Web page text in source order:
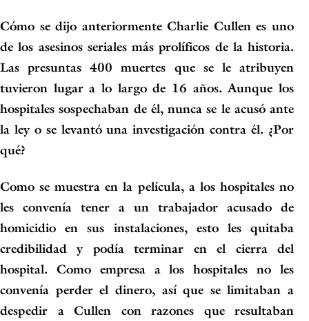
Cómo se dijo anteriormenteCharlie Cullen es uno
de los asesinos seriales más prolíficos de la historia.
Las presuntas 400 muertes que se le atribuyen
tuvieron lugar a lo largo de 16 años. Aunque los
hospitales sospechaban de él, nunca se le acusó ante
la ley o se levantó una investigación contra él. ¿Por
qué?
Como se muestra en la película, a los hospitales no
les convenía tener a un trabajador acusado de
homicidio en sus instalaciones, esto les quitaba
credibilidad y podía terminar en el cierra del
hospital. Como empresa a los hospitales no les
convenía perder el dinero, así que se limitaban a
despedir a Cullen con razones que resultaban